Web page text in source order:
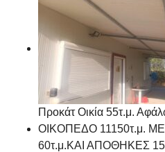
Προκάτ Οικία 55τ.μ.
ΟΙΚΟΠΕΔΟ 11150τ.μ.
60τ.μ.ΚΑΙ ΑΠΟΘΗΚΕΣ